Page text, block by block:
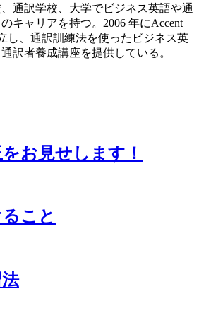
通訳学校、大学でビジネス英語や通
キャリアを持つ。2006 年にAccent
し、通訳訓練法を使ったビジネス英
訳者養成講座を提供している。
お見せします！
こと